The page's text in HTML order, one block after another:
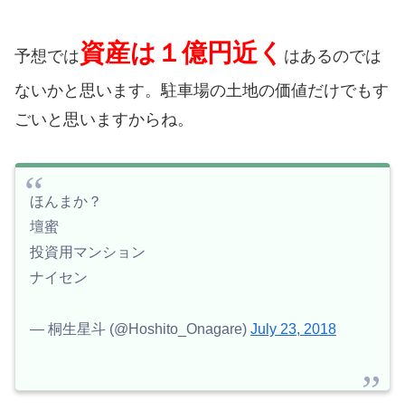
予想では資産は１億円近く はあるのでは
ないかと思います。駐車場の土地の価値だけでもす
ごいと思いますからね。
ほんまか？
壇蜜
投資用マンション
ナイセン
— 桐生星斗 (@Hoshito_Onagare) July 23, 2018